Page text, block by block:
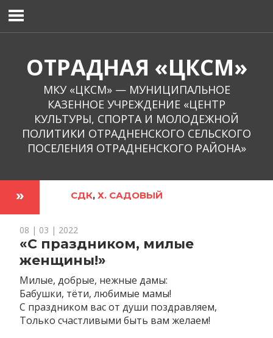
содержимому
ОТРАДНАЯ «ЦКСМ»
МКУ «ЦКСМ» — МУНИЦИПАЛЬНОЕ
КАЗЕННОЕ УЧРЕЖДЕНИЕ «ЦЕНТР
КУЛЬТУРЫ, СПОРТА И МОЛОДЕЖНОЙ
ПОЛИТИКИ ОТРАДНЕНСКОГО СЕЛЬСКОГО
ПОСЕЛЕНИЯ ОТРАДНЕНСКОГО РАЙОНА»
СДК, Х. САДОВЫЙ
08 | 03 | 2022
«С праздником, милые
женщины!»
Милые, добрые, нежные дамы:
Бабушки, тёти, любимые мамы!
С праздником вас от души поздравляем,
Только счастливыми быть вам желаем!